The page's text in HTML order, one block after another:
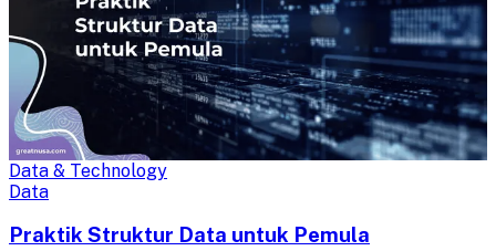
Data & Technology
Data
Praktik Struktur Data untuk Pemula